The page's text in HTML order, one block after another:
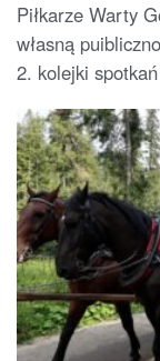
Piłkarze Warty
własną
2. kolejki